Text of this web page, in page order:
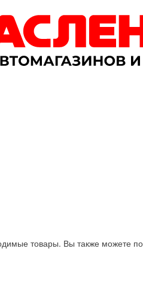
товары. Вы также можете